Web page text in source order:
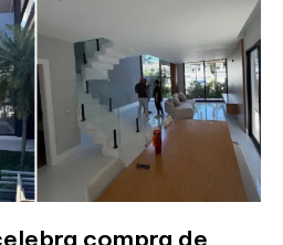
compra de